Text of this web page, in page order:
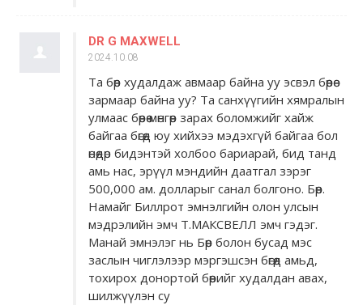
DR G MAXWELL
2024.10.08
Та бөөр худалдаж авмаар байна уу эсвэл бөөрөө
зармаар байна уу? Та санхүүгийн хямралын
улмаас бөөрөө мөнгөөр ​​зарах боломжийг хайж
байгаа бөгөөд юу хийхээ мэдэхгүй байгаа бол
өнөөдөр бидэнтэй холбоо бариарай, бид танд
амь нас, эрүүл мэндийн даатгал зэрэг
500,000 ам. долларыг санал болгоно. Бөөр.
Намайг Биллрот эмнэлгийн олон улсын
мэдрэлийн эмч Т.МАКСВЕЛЛ эмч гэдэг.
Манай эмнэлэг нь Бөөр болон бусад мэс
заслын чиглэлээр мэргэшсэн бөгөөд амьд,
тохирох донортой бөөрийг худалдан авах,
шилжүүлэн су